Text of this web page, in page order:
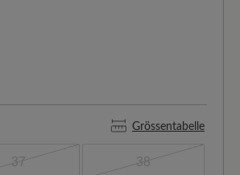
Grössentabelle
37 38